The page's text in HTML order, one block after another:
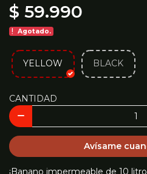
$ 59.990
Agotado.
YELLOW BLACK
CANTIDAD
Avísame
¡Banano impermeable de 10